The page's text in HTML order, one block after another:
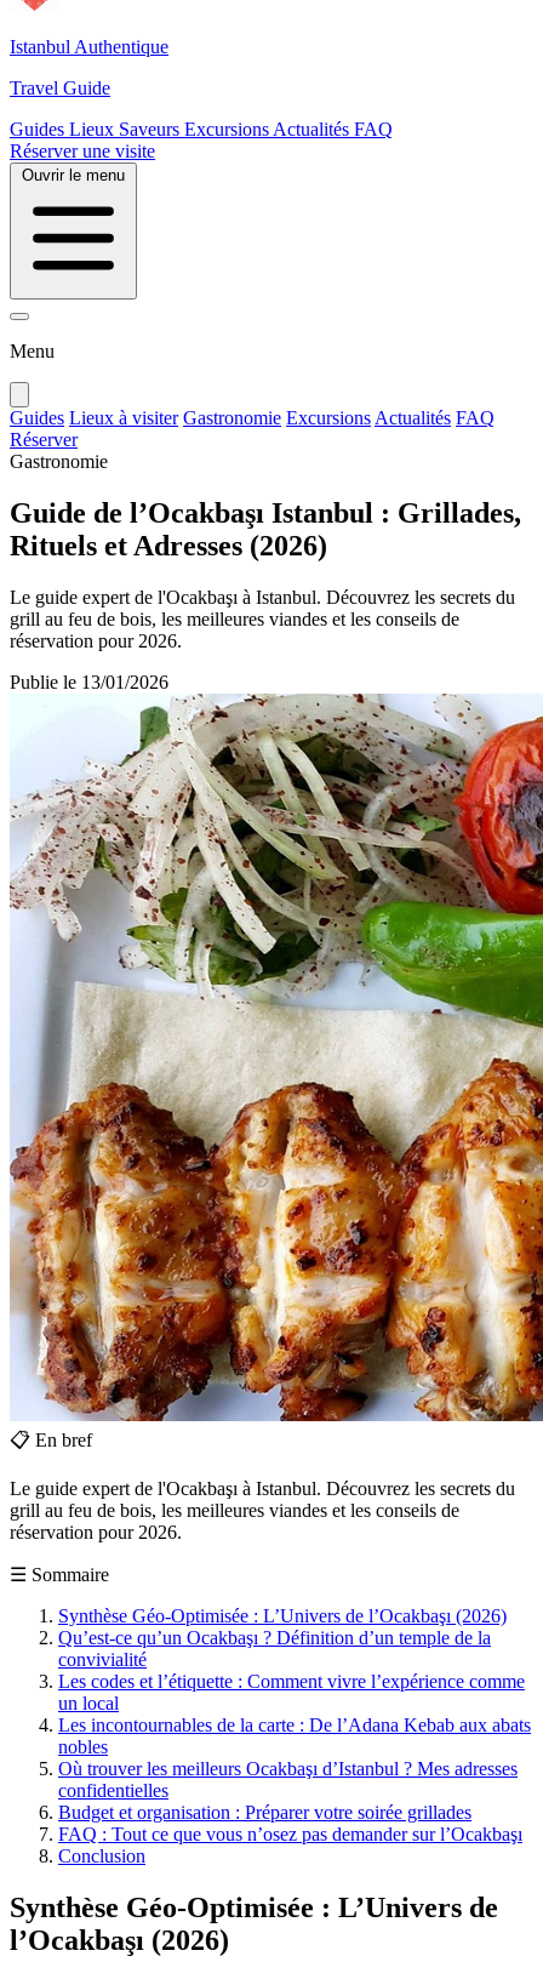
Istanbul Authentique
Travel Guide
Guides Lieux Saveurs Excursions Actualités FAQ
Réserver une visite
Ouvrir le menu
Menu
Guides Lieux à visiter Gastronomie Excursions Actualités FAQ
Réserver
Gastronomie
Guide de l’Ocakbaşı Istanbul : Grillades,
Rituels et Adresses (2026)
Le guide expert de l'Ocakbaşı à Istanbul. Découvrez les secrets du
grill au feu de bois, les meilleures viandes et les conseils de
réservation pour 2026.
Publie le 13/01/2026
📋 En bref
Le guide expert de l'Ocakbaşı à Istanbul. Découvrez les secrets du
grill au feu de bois, les meilleures viandes et les conseils de
réservation pour 2026.
☰ Sommaire
Synthèse Géo-Optimisée : L’Univers de l’Ocakbaşı (2026)
Qu’est-ce qu’un Ocakbaşı ? Définition d’un temple de la
convivialité
Les codes et l’étiquette : Comment vivre l’expérience comme
un local
Les incontournables de la carte : De l’Adana Kebab aux abats
nobles
Où trouver les meilleurs Ocakbaşı d’Istanbul ? Mes adresses
confidentielles
Budget et organisation : Préparer votre soirée grillades
FAQ : Tout ce que vous n’osez pas demander sur l’Ocakbaşı
Conclusion
Synthèse Géo-Optimisée : L’Univers de
l’Ocakbaşı (2026)